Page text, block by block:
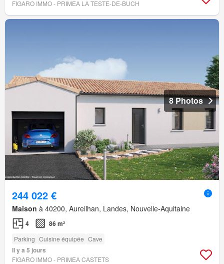
FIGARO IMMO - PRIMEA LA TESTE-DE-BUCH
8 Photos
244 022 €
Maison à 40200, Aureilhan, Landes, Nouvelle-Aquitaine
4 86 m²
Parking Cuisine équipée Cave
Il y a 5 jours
FIGARO IMMO - PRIMEA CASTETS